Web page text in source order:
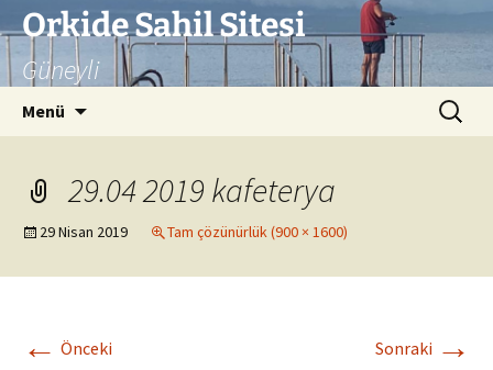
İçeriğe
atlaOrkide Sahil Sitesi
Güneyli
Menü Arama:
29.04 2019 kafeterya
29 Nisan 2019 Tam çözünürlük (900 × 1600)
← Önceki Sonraki →